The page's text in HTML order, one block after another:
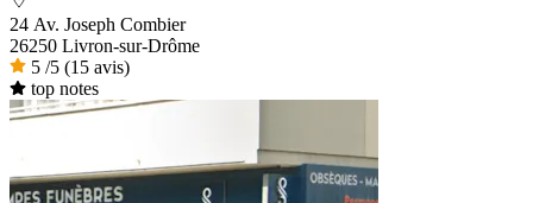
24 Av. Joseph Combier
26250 Livron-sur-Drôme
5 /5 (15 avis)
top notes